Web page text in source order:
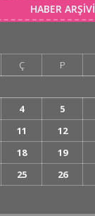
HABER ARŞIVI
Ç P
4 5
11 12
18 19
25 26